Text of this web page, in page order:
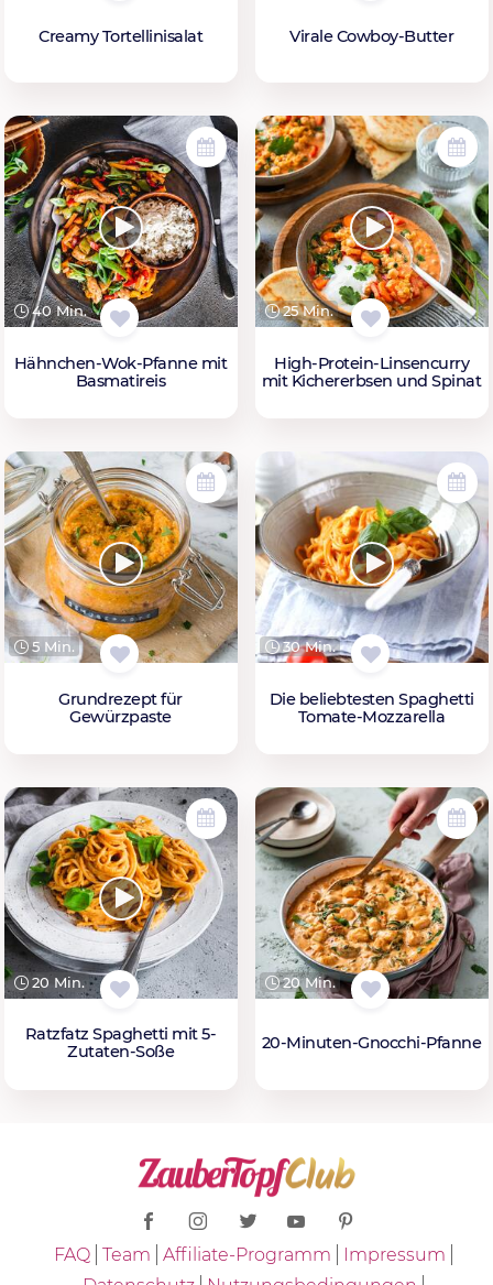
Creamy Tortellinisalat Virale Cowboy-Butter
40 Min.
Hähnchen-Wok-Pfanne mit
Basmatireis
25 Min.
High-Protein-Linsencurry
mit Kichererbsen und Spinat
5 Min.
Grundrezept für
Gewürzpaste
30 Min.
Die beliebtesten Spaghetti
Tomate-Mozzarella
20 Min.
Ratzfatz Spaghetti mit 5-
Zutaten-Soße
20 Min.
20-Minuten-Gnocchi-Pfanne
FAQ Team Affiliate-Programm
Impressum